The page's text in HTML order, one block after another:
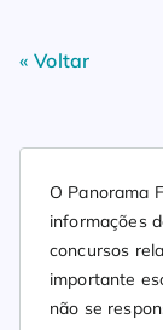
« Voltar
O Panorama
informações
concursos
importante
não se